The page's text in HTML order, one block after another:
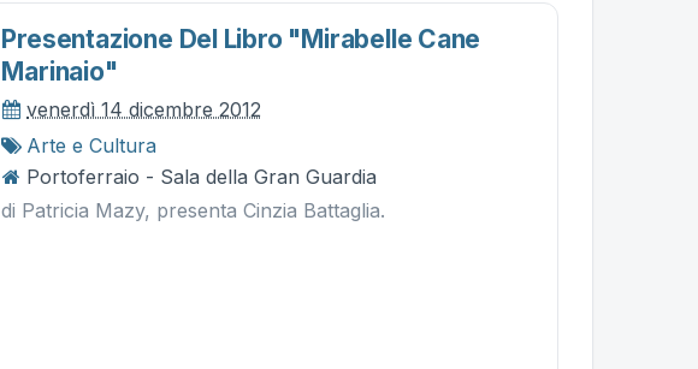
Presentazione Del Libro "mirabelle Cane
Marinaio"
venerdì 14 dicembre 2012
Arte e Cultura
Portoferraio - Sala della Gran Guardia
di Patricia Mazy, presenta Cinzia Battaglia.